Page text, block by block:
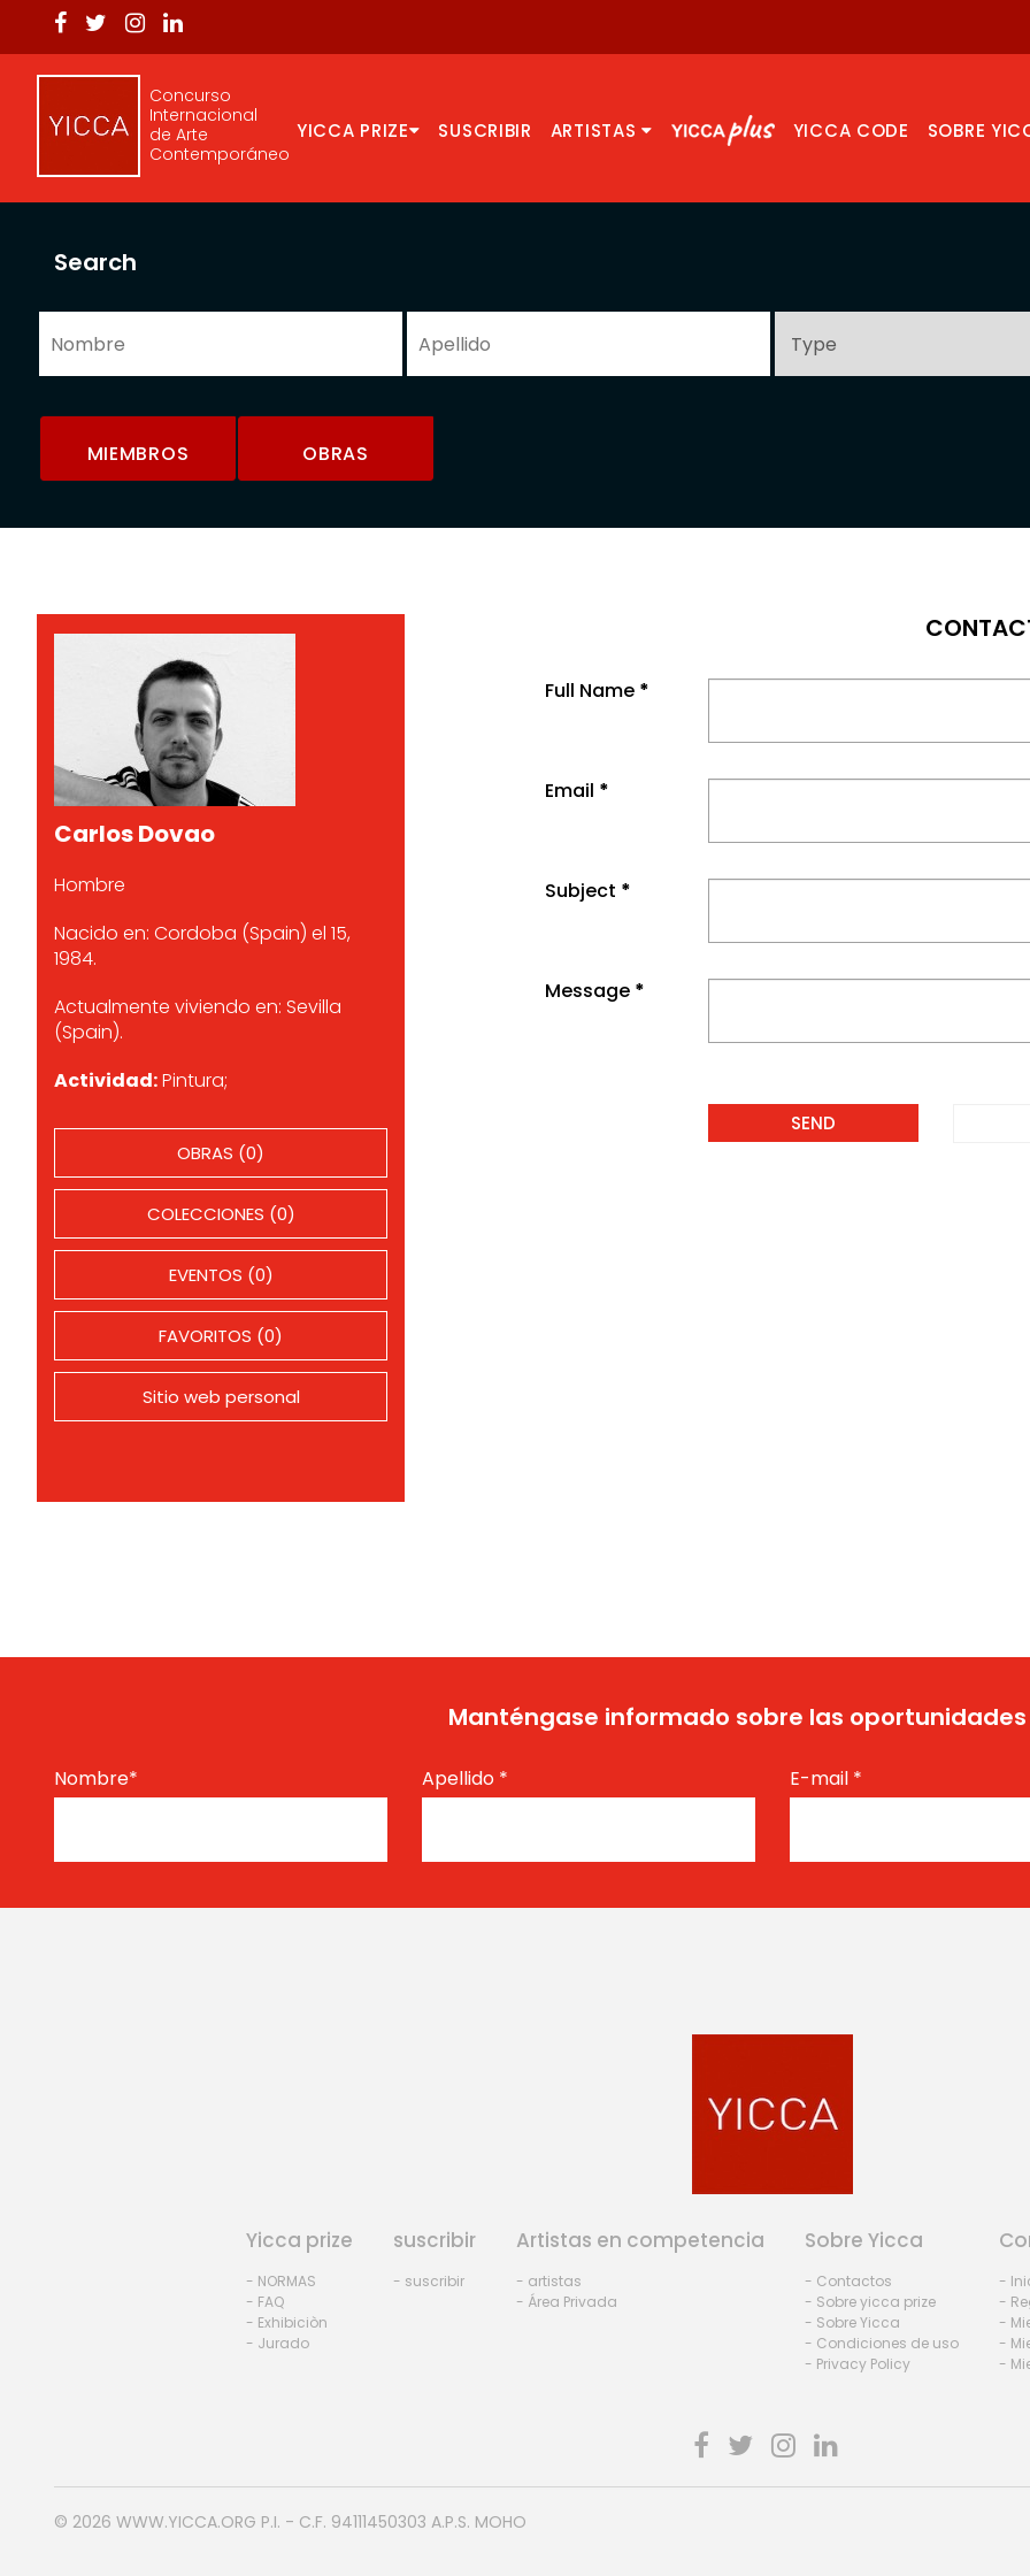
Concurso
Internacional
de Arte
Contemporáneo
YICCA PRIZE SUSCRIBIR ARTISTAS YICCA CODE SOBRE
Search
MIEMBROS OBRAS
Carlos Dovao
Hombre
Nacido en: Cordoba (Spain) el 15,
1984.
Actualmente viviendo en: Sevilla
(Spain).
Actividad:Pintura;
OBRAS (0)
COLECCIONES (0)
EVENTOS (0)
FAVORITOS (0)
Sitio web personal
Full Name *
Email *
Subject *
Message *
Manténgase informado sobre las
Nombre* Apellido * E-mail *
Yicca prize
- NORMAS
- FAQ
- Exhibiciòn
- Jurado
suscribir
- suscribir
Artistas en competencia
- artistas
- Área Privada
Sobre Yicca
- Contactos
- Sobre yicca prize
- Sobre Yicca
- Condiciones de uso
- Privacy Policy
-
-
-
-
-
© 2026 WWW.YICCA.ORG P.I. - C.F. 94111450303 A.P.S. MOHO